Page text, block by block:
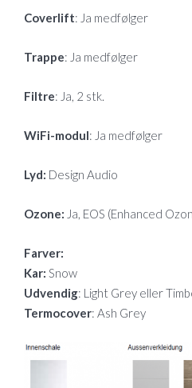
Coverlift: Ja medfølger
Trappe: Ja medfølger
Filtre: Ja, 2 stk.
WiFi-modul: Ja medfølger
Lyd: Design Audio
Ozone: Ja, EOS (Enhanced
Farver:
Kar: Snow
Udvendig: Light Grey eller
Termocover: Ash Grey